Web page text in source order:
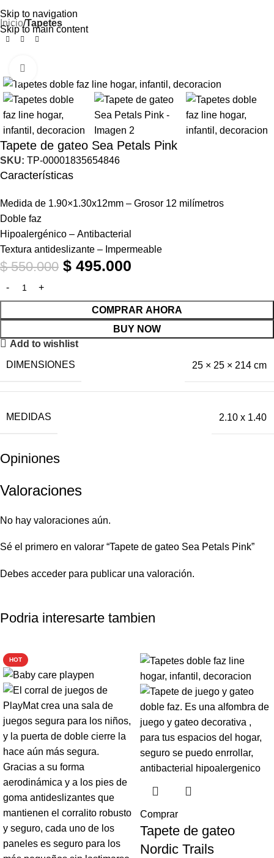
Skip to navigation
Skip to main content
“Tu bebé merece un espacio
Inicio Tapetes
Tapete de gateo Sea Petals Pink
SKU: TP-00001835654846
Características
Medida de 1.90×1.30x12mm – Grosor 12 milímetros
Doble faz
Hipoalergénico – Antibacterial
Textura antideslizante – Impermeable
$550.000 $ 495.000
COMPRAR AHORA
BUY NOW
Add to wishlist
DIMENSIONES 25 × 25 × 214 cm
MEDIDAS 2.10 x 1.40
Opiniones
Valoraciones
No hay valoraciones aún.
Sé el primero en valorar “Tapete de gateo Sea Petals Pink”
Debes acceder para publicar una valoración.
Podria interesarte tambien
HOT
Comprar
Tapete de gateo
Nordic Trails